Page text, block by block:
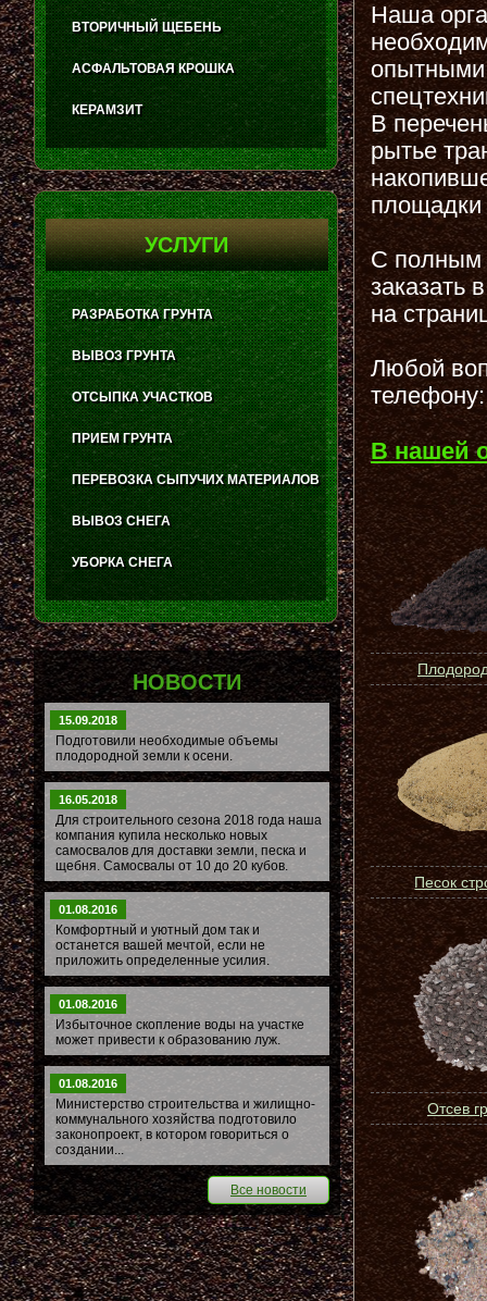
Наша
опытными
В
рытье
площадки
С полным
заказать
на
Любой
В нашей
Песок
Отсев
ВТОРИЧНЫЙ ЩЕБЕНЬ
АСФАЛЬТОВАЯ КРОШКА
КЕРАМЗИТ
УСЛУГИ
РАЗРАБОТКА ГРУНТА
ВЫВОЗ ГРУНТА
ОТСЫПКА УЧАСТКОВ
ПРИЕМ ГРУНТА
ПЕРЕВОЗКА СЫПУЧИХ МАТЕРИАЛОВ
ВЫВОЗ СНЕГА
УБОРКА СНЕГА
НОВОСТИ
15.09.2018
Подготовили необходимые объемы
плодородной земли к осени.
16.05.2018
Для строительного сезона 2018 года наша
компания купила несколько новых
самосвалов для доставки земли, песка и
щебня. Самосвалы от 10 до 20 кубов.
01.08.2016
Комфортный и уютный дом так и
останется вашей мечтой, если не
приложить определенные усилия.
01.08.2016
Избыточное скопление воды на участке
может привести к образованию луж.
01.08.2016
Министерство строительства и жилищно-
коммунального хозяйства подготовило
законопроект, в котором говориться о
создании...
Все новости